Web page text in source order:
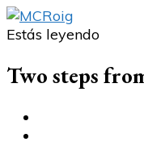
Blog escritora
Estás leyendo
Two steps